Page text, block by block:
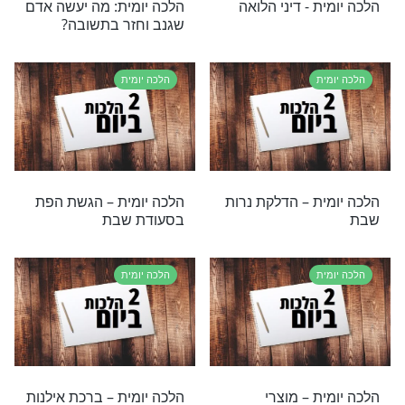
– בדיקת חמץ
הלכה יומית – הנאה ממעשה
שבת
מתי צריך
בשופר?
הלכה יומית
הלכה יומית – שמיעת מוזיקה
בימי ספירת העומר